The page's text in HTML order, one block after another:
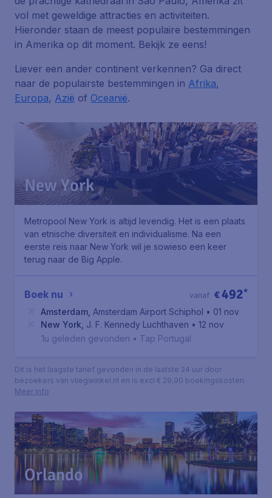
vol met geweldige attracties en activiteiten.
Hieronder staan de meest populaire bestemmingen
in Amerika op dit moment. Bekijk ze eens!
Liever een ander continent verkennen? Ga direct
naar de populairste bestemmingen in Afrika,
Europa, Azië of Oceanië.
New York
Metropool New York is altijd levendig. Het is een plaats
van etnische diversiteit en individualisme. Na een
eerste reis naar New York wil je sowieso een keer
terug naar de Big Apple.
Boek nu €492*
vanaf
Amsterdam Amsterdam Airport Schiphol • 01 nov
New York J. F. Kennedy Luchthaven • 12 nov
1u geleden gevonden • Tap Portugal
Dit is het laagste tarief gevonden in de laatste 24 uur door
bezoekers van vliegwinkel.nl en is excl € 29,90 boekingskosten.
Meer info
Orlando